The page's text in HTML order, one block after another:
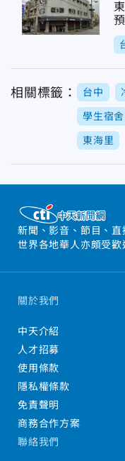
相關標籤： 台中
學生宿舍
東海里
新聞、影音、節目、
世界各地華人亦頗受
關於我們
中天介紹
人才招募
使用條款
隱私權條款
免責聲明
商務合作方案
聯絡我們